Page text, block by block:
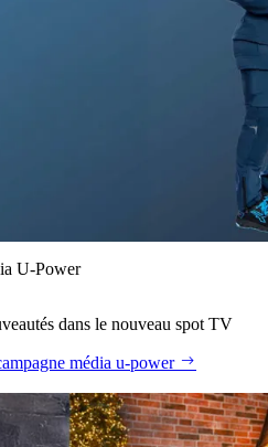
U‑Power
dans le nouveau spot TV
média u‑power